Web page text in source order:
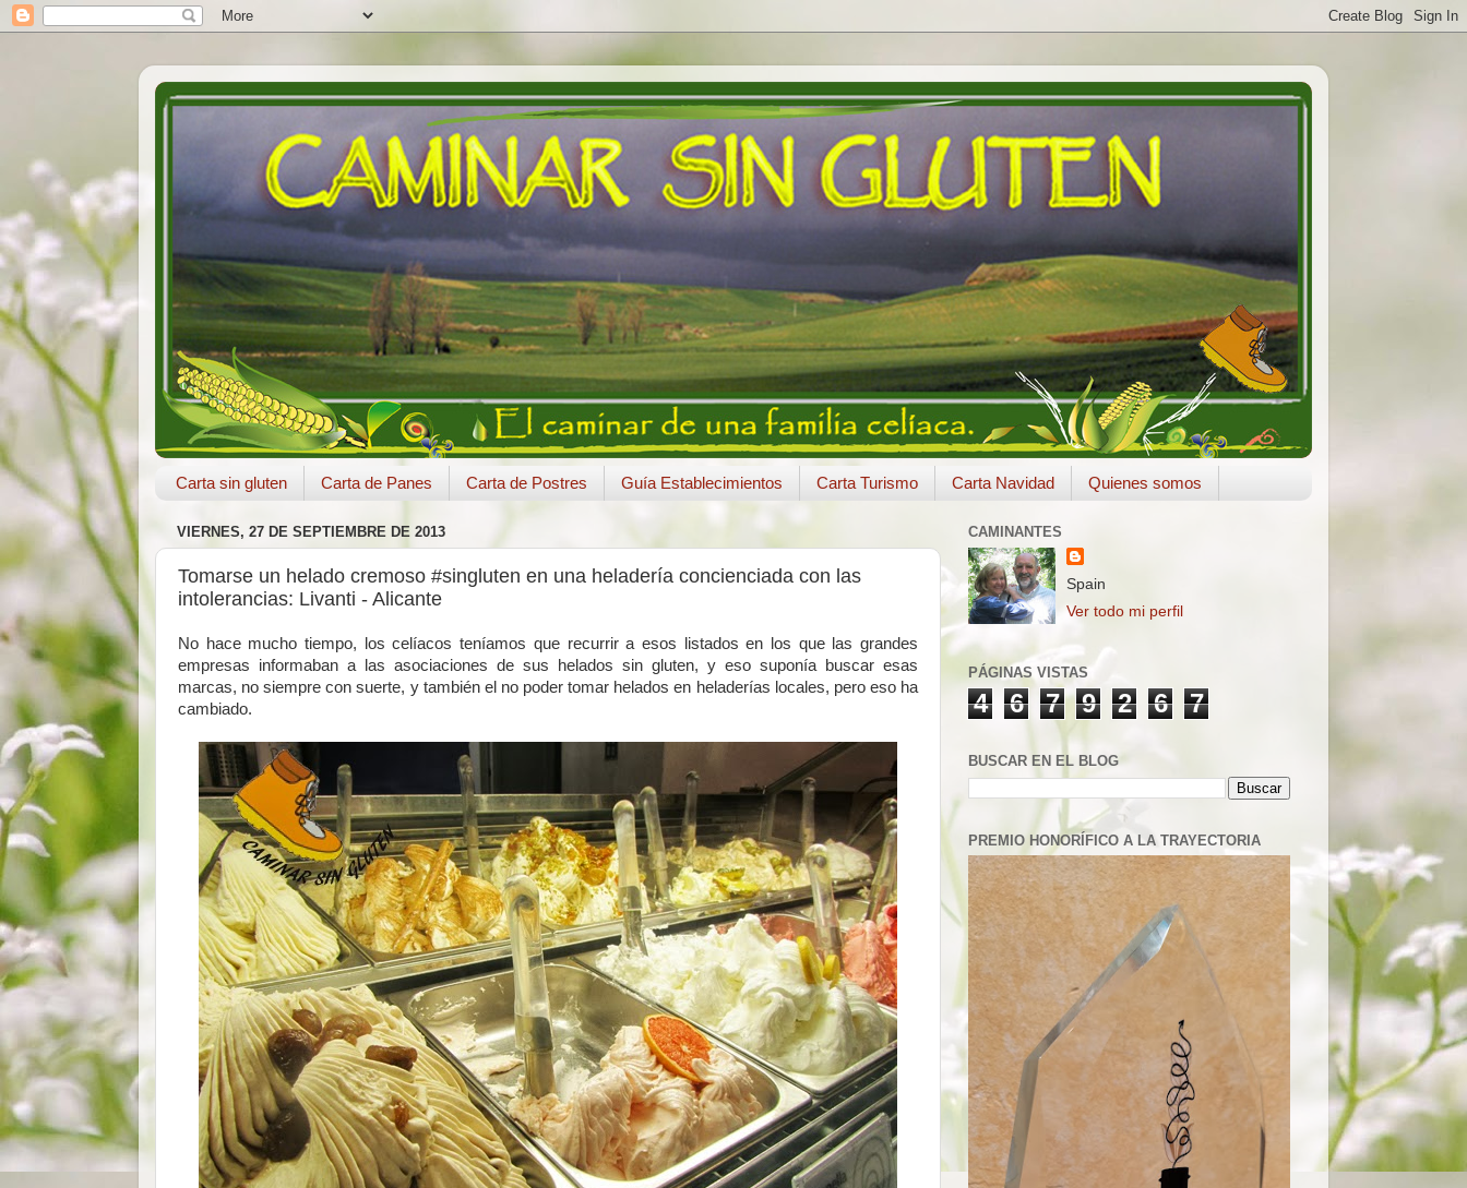
Carta sin gluten Carta de Panes Carta de Postres Guía Establecimientos Carta Turismo Carta Navidad Quienes somos
VIERNES, 27 DE SEPTIEMBRE DE 2013
Tomarse un helado cremoso #singluten en una heladería concienciada con las
intolerancias: Livanti - Alicante
No hace mucho tiempo, los celíacos teníamos que recurrir a esos listados en los que las grandes
empresas informaban a las asociaciones de sus helados sin gluten, y eso suponía buscar esas
marcas, no siempre con suerte, y también el no poder tomar helados en heladerías locales, pero eso ha
cambiado.
CAMINANTES
Spain
Ver todo mi perfil
PÁGINAS VISTAS
4 6 7 9 2 6 7
BUSCAR EN EL BLOG
PREMIO HONORÍFICO A LA TRAYECTORIA